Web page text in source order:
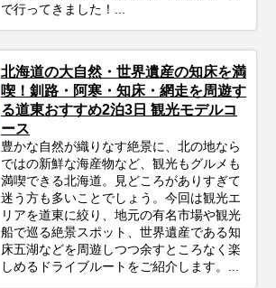
で行ってきました！...
北海道の大自然・世界遺産の知床を満
喫！釧路・阿寒・知床・網走を周遊す
る道東おすすめ2泊3日 観光モデルコ
ース
豊かな自然が織りなす絶景に、北の地なら
ではの新鮮な海産物など、観光もグルメも
満喫できる北海道。見どころがありすぎて
迷う方も多いことでしょう。今回は観光エ
リアを道東に絞り、地元の有名市場や観光
船で巡る絶景スポット、世界遺産である知
床五湖などを周遊しつつ余すところなく楽
しめるドライブルートをご紹介します。...